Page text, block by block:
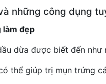
những công dụng
làm đẹp
dừa được biết đến như
thể giúp trị mụn trứng